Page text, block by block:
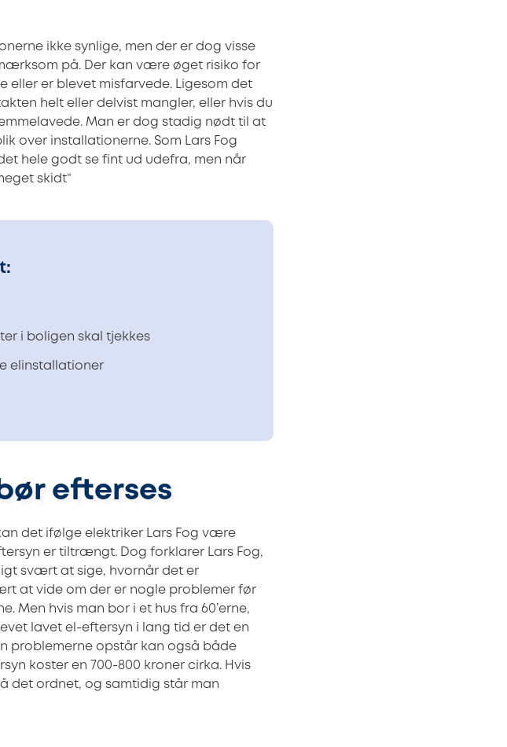
ikke synlige, men der er dog visse
på. Der kan være øget risiko for
eller er blevet misfarvede. Ligesom det
helt eller delvist mangler, eller hvis du
Man er dog stadig nødt til at
over installationerne. Som Lars Fog
hele godt se fint ud udefra, men når
skidt“
i boligen skal tjekkes
elinstallationer
efterses
det ifølge elektriker Lars Fog være
er tiltrængt. Dog forklarer Lars Fog,
svært at sige, hvornår det er
at vide om der er nogle problemer før
Men hvis man bor i et hus fra 60’erne,
lavet el-eftersyn i lang tid er det en
problemerne opstår kan også både
koster en 700-800 kroner cirka. Hvis
det ordnet, og samtidig står man